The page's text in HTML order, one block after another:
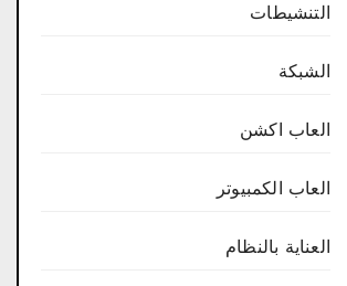
التنشيطات
الشبكة
العاب اكشن
العاب الكمبيوتر
العناية بالنظام